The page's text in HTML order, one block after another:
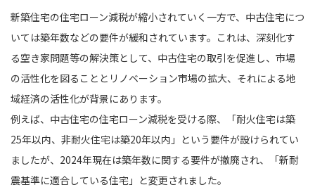
新築住宅の住宅ローン減税が縮小されていく一方で、中古住宅につ
いては築年数などの要件が緩和されています。これは、深刻化す
る空き家問題等の解決策として、中古住宅の取引を促進し、市場
の活性化を図ることとリノベーション市場の拡大、それによる地
域経済の活性化が背景にあります。
例えば、中古住宅の住宅ローン減税を受ける際、「耐火住宅は築
25年以内、非耐火住宅は築20年以内」という要件が設けられてい
ましたが、2024年現在は築年数に関する要件が撤廃され、「新耐
震基準に適合している住宅」と変更されました。